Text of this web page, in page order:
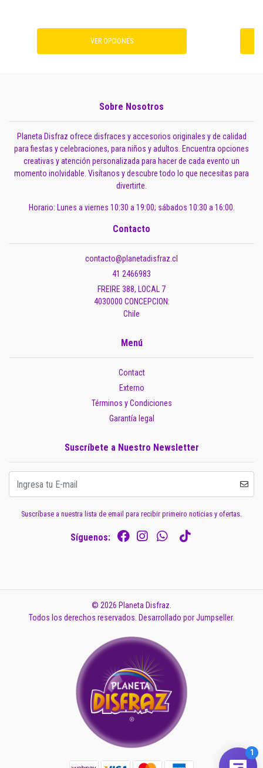
VER OPCIONES
Sobre Nosotros
Planeta Disfraz ofrece disfraces y accesorios originales y de calidad
para fiestas y celebraciones, para niños y adultos. Encuentra opciones
creativas y atención personalizada para hacer de cada evento un
momento inolvidable. Visítanos y descubre todo lo que necesitas para
divertirte.
Horario: Lunes a viernes 10:30 a 19:00; sábados 10:30 a 16:00.
Contacto
contacto@planetadisfraz.cl
41 2466983
FREIRE 388, LOCAL 7
4030000 CONCEPCION:
Chile
Menú
Contact
Externo
Términos y Condiciones
Garantía legal
Suscríbete a Nuestro Newsletter
Suscríbase a nuestra lista de email para recibir primeiro noticias y ofertas.
Síguenos:
© 2026 Planeta Disfraz.
Todos los derechos reservados. Desarrollado por Jumpseller.